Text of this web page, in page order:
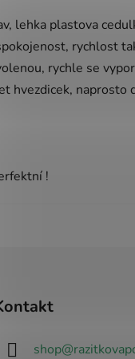
lehka plastova
rychlost
rychle se
hvezdicek,
!
shop@